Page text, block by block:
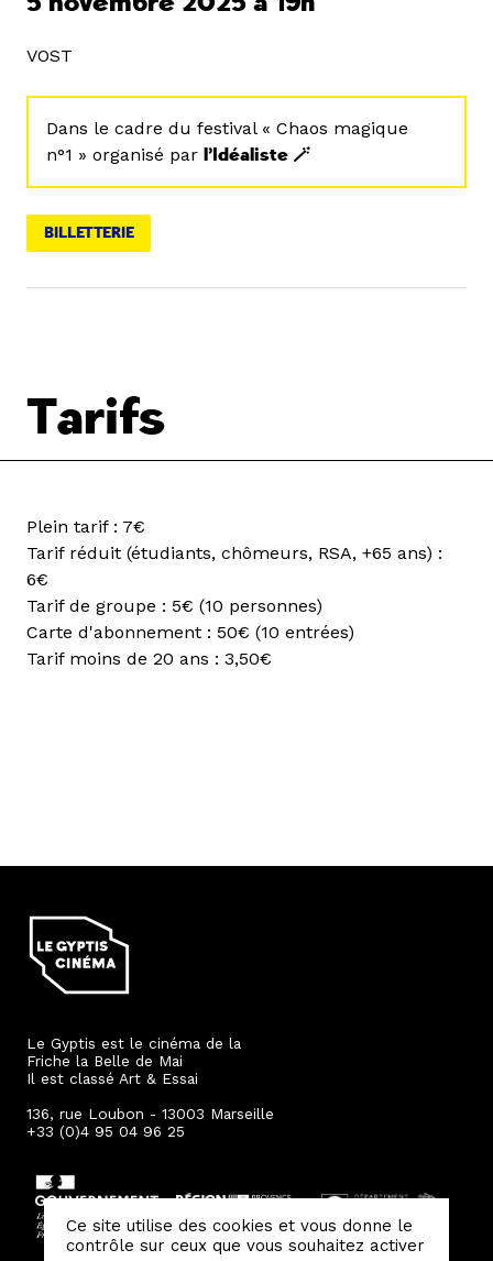
VOST
Dans le cadre du festival « Chaos magique
n°1 » organisé par l’Idéaliste 🪄
BILLETTERIE
Tarifs
Plein tarif : 7€
Tarif réduit (étudiants, chômeurs, RSA, +65 ans) :
6€
Tarif de groupe : 5€ (10 personnes)
Carte d'abonnement : 50€ (10 entrées)
Tarif moins de 20 ans : 3,50€
Le Gyptis est le cinéma de la
Friche la Belle de Mai
Il est classé Art & Essai
136, rue Loubon - 13003 Marseille
+33 (0)4 95 04 96 25
Ce site utilise des cookies et vous donne le
contrôle sur ceux que vous souhaitez activer